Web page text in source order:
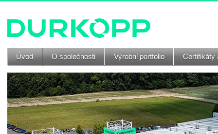
Úvod O společnosti Výrobní portfolio Certifikáty